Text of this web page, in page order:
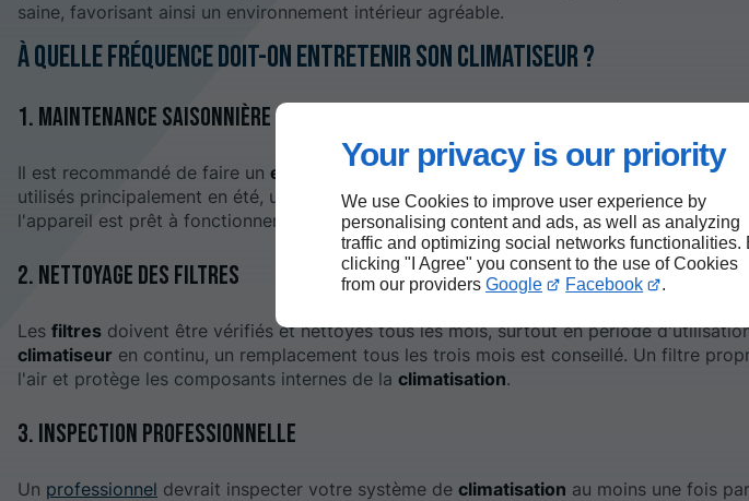
Your privacy is our priority
We use Cookies to improve user experience by
personalising content and ads, as well as analyzing
traffic and optimizing social networks functionalities.
clicking "I Agree" you consent to the use of Cookies
from our providers Google Facebook .
saine, favorisant ainsi un environnement intérieur agréable.
À quelle fréquence doit-on entretenir son climatiseur ?
1. Maintenance saisonnière
Il est recommandé de faire un entretien completde votre climatiseurau début de
utilisés principalement en été, un contrôle avant le début de la saison chaude est idéal.
l'appareil est prêt à fonctionner à pleine capacité lorsque les températures augmentent.
2. Nettoyage des filtres
Les filtres doivent être vérifiés et nettoyés tous les mois, surtout en période
climatiseur en continu, un remplacement tous les trois mois est conseillé. Un filtre
l'air et protège les composants internes de la climatisation.
3. Inspection professionnelle
Un professionnel devrait inspecter votre système de climatisation au moins une fois